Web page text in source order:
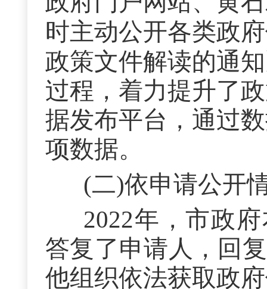
时主动公开各类政
政策文件解读的通
过程，着力提升了
据发布平台，通过
项数据。
(二)依申请公开
2022年，市政
答复了申请人，回
他组织依法获取政